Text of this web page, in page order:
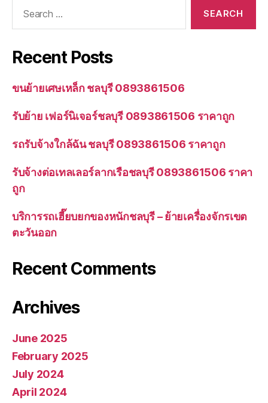
Recent Posts
ขนย้ายเศษเหล็ก ชลบุรี 0893861506
รับย้าย เฟอร์นิเจอร์ชลบุรี 0893861506 ราคาถูก
รถรับจ้างใกล้ฉัน ชลบุรี 0893861506 ราคาถูก
รับจ้างต่อเทลเลอร์ลากเรือชลบุรี 0893861506 ราคา
ถูก
บริการรถเฮี๊ยบยกของหนักชลบุรี – ย้ายเครื่องจักรเขต
ตะวันออก
Recent Comments
Archives
June 2025
February 2025
July 2024
April 2024